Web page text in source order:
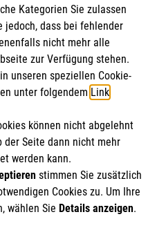
1201 2241 59
ist als eingetragene
Kategorien Sie zulassen
jedoch, dass bei fehlender
nicht mehr alle
zur Verfügung stehen.
unseren speziellen Cookie-
unter folgendem Link.
können nicht abgelehnt
der Seite dann nicht mehr
werden kann.
stimmen Sie zusätzlich
Cookies zu. Um Ihre
wählen Sie Details anzeigen.